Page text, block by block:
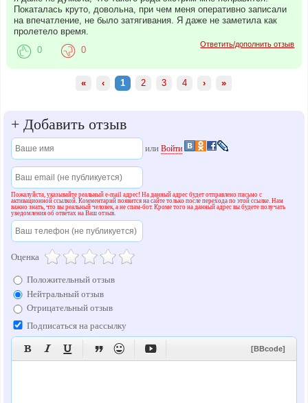
Покаталась круто, довольна, при чем меня оперативно записали
на впечатление, не было затягивания. Я даже не заметила как
пролетело время.
Ответить/дополнить отзыв
0 0
« ‹ 1 2 3 4 › »
+ Добавить отзыв
илиВойти
Пожалуйста, указывайте реальный e-mail адрес! На данный адрес будет отправлено письмо с
активационной ссылкой. Комментарий появится на сайте только после перехода по этой ссылке. Нам
важно знать, что вы реальный человек, а не спам-бот. Кроме того на данный адрес вы будете получать
уведомления об ответах на Ваш отзыв.
Оценка
Положительный отзыв
Нейтральный отзыв
Отрицательный отзыв
Подписаться на рассылку
      [BBcode]